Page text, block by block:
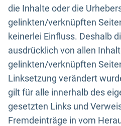
die Inhalte oder die
gelinkten/verknüpften
keinerlei Einfluss. Deshalb
ausdrücklich von allen
gelinkten/verknüpften
Linksetzung verändert
gilt für alle innerhalb des
gesetzten Links und
Fremdeinträge in vom